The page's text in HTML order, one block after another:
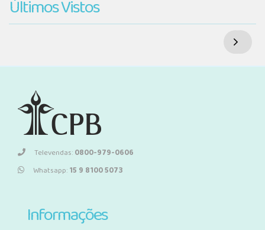
Últimos Vistos
Televendas:0800-979-0606
Whatsapp:15 9 8100 5073
Informações